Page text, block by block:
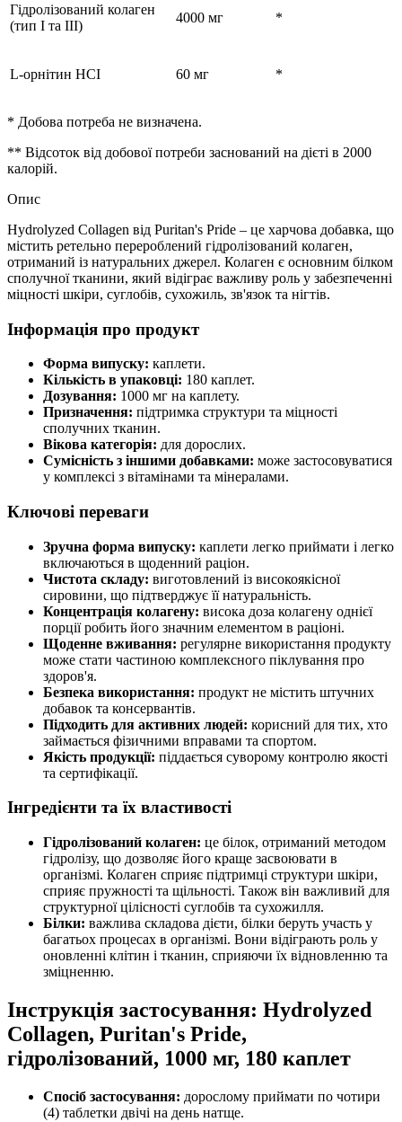
Гідролізований колаген
(тип I та III)
4000 мг *
L-орнітин HCI 60 мг *
* Добова потреба не визначена.
** Відсоток від добової потреби заснований на дієті в 2000
калорій.
Опис
Hydrolyzed Collagen від Puritan's Pride – це харчова добавка, що
містить ретельно перероблений гідролізований колаген,
отриманий із натуральних джерел. Колаген є основним білком
сполучної тканини, який відіграє важливу роль у забезпеченні
міцності шкіри, суглобів, сухожиль, зв'язок та нігтів.
Інформація про продукт
Форма випуску: каплети.
Кількість в упаковці: 180 каплет.
Дозування: 1000 мг на каплету.
Призначення: підтримка структури та міцності
сполучних тканин.
Вікова категорія: для дорослих.
Сумісність з іншими добавками: може застосовуватися
у комплексі з вітамінами та мінералами.
Ключові переваги
Зручна форма випуску: каплети легко приймати і легко
включаються в щоденний раціон.
Чистота складу: виготовлений із високоякісної
сировини, що підтверджує її натуральність.
Концентрація колагену: висока доза колагену однієї
порції робить його значним елементом в раціоні.
Щоденне вживання: регулярне використання продукту
може стати частиною комплексного піклування про
здоров'я.
Безпека використання: продукт не містить штучних
добавок та консервантів.
Підходить для активних людей: корисний для тих, хто
займається фізичними вправами та спортом.
Якість продукції: піддається суворому контролю якості
та сертифікації.
Інгредієнти та їх властивості
Гідролізований колаген: це білок, отриманий методом
гідролізу, що дозволяє його краще засвоювати в
організмі. Колаген сприяє підтримці структури шкіри,
сприяє пружності та щільності. Також він важливий для
структурної цілісності суглобів та сухожилля.
Білки: важлива складова дієти, білки беруть участь у
багатьох процесах в організмі. Вони відіграють роль у
оновленні клітин і тканин, сприяючи їх відновленню та
зміцненню.
Інструкція застосування: Hydrolyzed
Collagen, Puritan's Pride,
гідролізований, 1000 мг, 180 каплет
Спосіб застосування: дорослому приймати по чотири
(4) таблетки двічі на день натще.